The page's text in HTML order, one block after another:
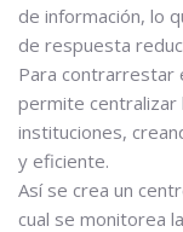
de información, lo
de respuesta
Para contrarrestar
permite centralizar
instituciones,
y eficiente.
Así se crea un
cual se monitorea